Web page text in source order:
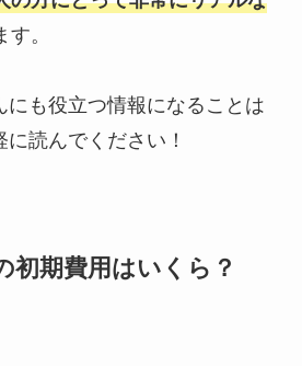
。
にも役立つ情報になることは
読んでください！
初期費用はいくら？